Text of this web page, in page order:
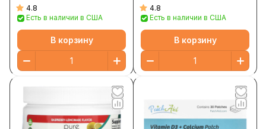
капсул (250 мг в 1 капсуле)
4.8
Есть в наличии в США
В корзину
вегетарианских капсул
(250 мг в 1 капсуле)
4.8
Есть в наличии в США
В корзину